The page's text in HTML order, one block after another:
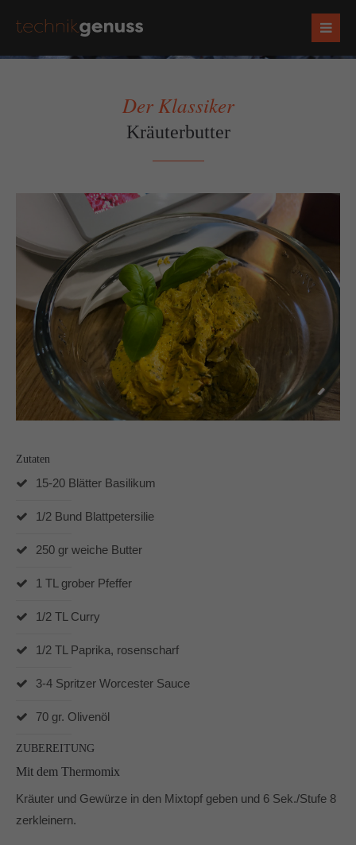
Socials
Auf meinen Social Media Kanälen gibt es regelmäßig
Udpates und Bilder!
Schreibt mir!
technikgenuss
Keplerstr. 65
maren@technikgenuss.de
Pampered Chef® und der Thermomix® TM6.
Der Klassiker
Kräuterbutter
Zutaten
15-20 Blätter Basilikum
1/2 Bund Blattpetersilie
250 gr weiche Butter
1 TL grober Pfeffer
1/2 TL Curry
1/2 TL Paprika, rosenscharf
3-4 Spritzer Worcester Sauce
70 gr. Olivenöl
ZUBEREITUNG
Mit dem Thermomix
Kräuter und Gewürze in den Mixtopf geben und 6 Sek./Stufe 8
zerkleinern.